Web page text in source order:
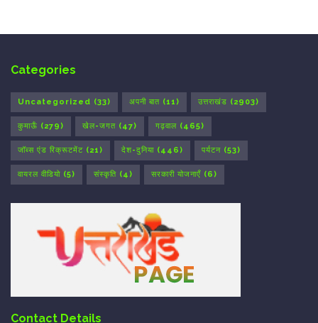
Categories
Uncategorized (33) अपनी बात (11) उत्तराखंड (2903)
कुमाऊँ (279) खेल-जगत (47) गढ़वाल (465)
जॉब्स एंड रिक्रूटमेंट (21) देश-दुनिया (446) पर्यटन (53)
वायरल वीडियो (5) संस्कृति (4) सरकारी योजनाएँ (6)
Contact Details